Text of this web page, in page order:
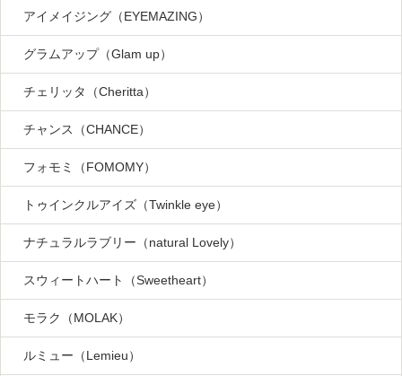
アイメイジング（EYEMAZING）
グラムアップ（Glam up）
チェリッタ（Cheritta）
チャンス（CHANCE）
フォモミ（FOMOMY）
トゥインクルアイズ（Twinkle eye）
ナチュラルラブリー（natural Lovely）
スウィートハート（Sweetheart）
モラク（MOLAK）
ルミュー（Lemieu）